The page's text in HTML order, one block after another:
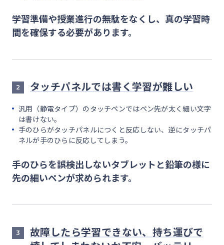
学習準備や授業進行の無駄をなくし、真の学習時
間を確保する必要があります。
2 タッチパネルでは書く学習が難しい
汎用（静電タイプ）のタッチペンではペン先が太く細い文字
は書けない。
手のひらがタッチパネルにつくと反応しない、逆にタッチパ
ネルが手のひらに反応してしまう。
手のひらを誤検出しないタブレットと鉛筆の様に
先の細いペンが求められます。
3
故障したら学習できない、持ち運びで